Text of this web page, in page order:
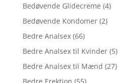
Bedøvende Glidecreme (4)
Bedøvende Kondomer (2)
Bedre Analsex (66)
Bedre Analsex til Kvinder (5)
Bedre Analsex til Mænd (27)